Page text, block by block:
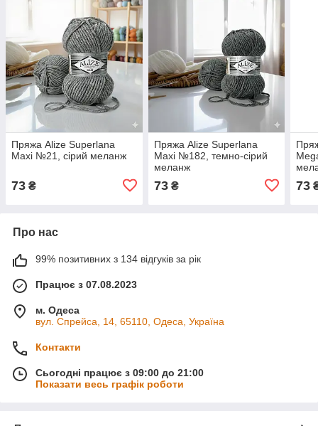
Пряжа Alize Superlana
Maxi №21, сірий меланж
73 ₴
Пряжа Alize Superlana
Maxi №182, темно-сірий
меланж
73₴ 73
Про нас
99% позитивних з 134 відгуків за рік
Працює з 07.08.2023
м. Одеса
вул. Спрейса, 14, 65110, Одеса, Україна
Контакти
Сьогодні працює з 09:00 до 21:00
Показати весь графік роботи